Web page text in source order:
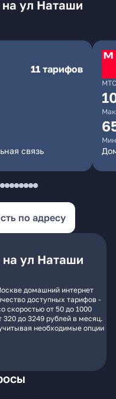
ул Наташи
11 тарифов
связь
МТС
по адресу
на ул Наташи
домашний интернет
доступных тарифов -
скоростью от 50 до 1000
до 3249 рублей в месяц.
необходимые опции